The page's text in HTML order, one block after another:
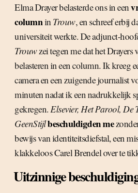
Elma Drayer belasterde ons in een
columnin Trouw, en schreef erbij
universiteit werkte. De adjunct-
Trouwzei tegen me dat het Drayers
belasteren in een column. Ik kreeg
camera en een zuigende journalist
minuten nadat ik een nadrukkelijk
gekregen.Elsevier, Het Parool, De
GeenStijlbeschuldigden me
bewijs van identiteitsdiefstal, een
klakkeloos Carel Brendel over te
Uitzinnige